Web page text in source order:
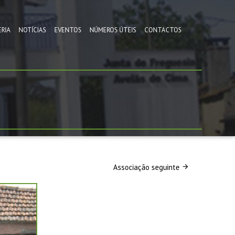
NOTÍCIAS EVENTOS NÚMEROS ÚTEIS CONTACTOS
Associação seguinte